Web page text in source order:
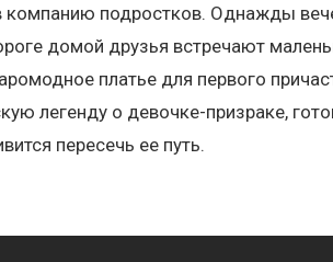
компанию подростков. Однажды
домой друзья встречают
платье для первого
легенду о девочке-призраке,
пересечь ее путь.